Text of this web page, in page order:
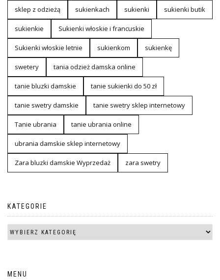
sklep z odzieżą sukienkach sukienki sukienki butik
sukienkie Sukienki włoskie i francuskie
Sukienki włoskie letnie sukienkom sukienkę
swetery tania odzież damska online
tanie bluzki damskie tanie sukienki do 50 zł
tanie swetry damskie tanie swetry sklep internetowy
Tanie ubrania tanie ubrania online
ubrania damskie sklep internetowy
Zara bluzki damskie Wyprzedaż zara swetry
KATEGORIE
MENU